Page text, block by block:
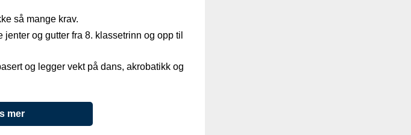
så mange krav.
og gutter fra 8. klassetrinn og opp til
og legger vekt på dans, akrobatikk og
mer